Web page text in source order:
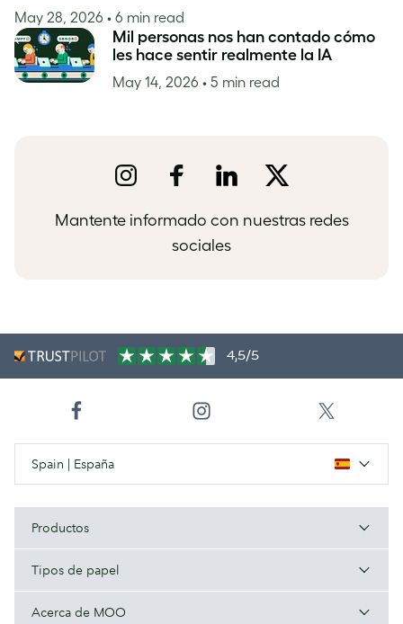
May 28, 2026 • 6 min read
Mil personas nos han contado cómo
les hace sentir realmente la IA
May 14, 2026 • 5 min read
Mantente informado con nuestras redes
sociales
4,5/5
Spain | España
Productos
Tipos de papel
Acerca de MOO